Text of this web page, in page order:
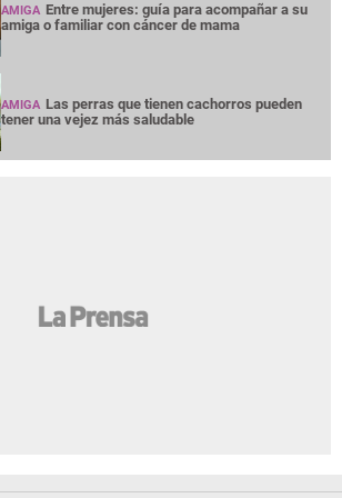
AMIGA Entre mujeres: guía para acompañar a su
amiga o familiar con cáncer de mama
AMIGA Las perras que tienen cachorros pueden
tener una vejez más saludable